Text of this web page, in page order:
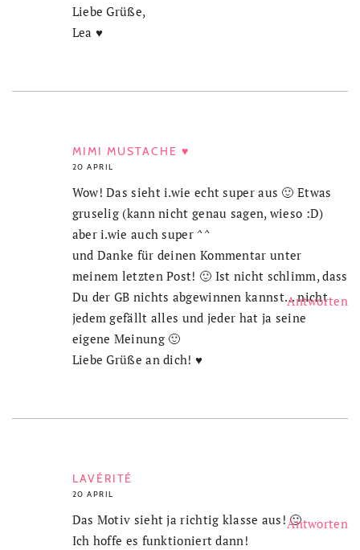
Liebe Grüße,
Lea ♥
MIMI MUSTACHE ♥
20 APRIL
Wow! Das sieht i.wie echt super aus 🙂 Etwas
gruselig (kann nicht genau sagen, wieso :D)
aber i.wie auch super ^^
und Danke für deinen Kommentar unter
meinem letzten Post! 🙂 Ist nicht schlimm, dass
Du der GB nichts abgewinnen kannst… nicht
jedem gefällt alles und jeder hat ja seine
eigene Meinung 🙂
Liebe Grüße an dich! ♥
LAVÉRITÉ
20 APRIL
Antworten
Das Motiv sieht ja richtig klasse aus! 🙂
Ich hoffe es funktioniert dann!
Antworten